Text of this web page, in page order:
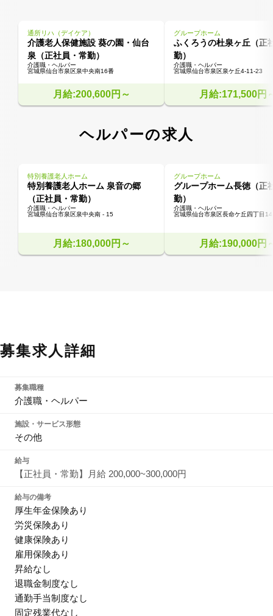
通所リハ（デイケア）
介護老人保健施設 葵の園・仙台
泉（正社員・常勤）
介護職・ヘルパー
宮城県仙台市泉区泉中央南16番
月給:200,600円～
グループホーム
ふくろうの杜泉ヶ丘（正
勤）
介護職・ヘルパー
宮城県仙台市泉区泉ケ丘4-11-23
月給:171,500円
ヘルパーの求人
特別養護老人ホーム
特別養護老人ホーム 泉音の郷
（正社員・常勤）
介護職・ヘルパー
宮城県仙台市泉区泉中央南 - 15
月給:180,000円～
グループホーム
グループホーム長徳（正
勤）
介護職・ヘルパー
宮城県仙台市泉区長命ケ丘四丁目
月給:190,000円
募集求人詳細
募集職種
介護職・ヘルパー
施設・サービス形態
その他
給与
【正社員・常勤】月給 200,000~300,000円
給与の備考
厚生年金保険あり
労災保険あり
健康保険あり
雇用保険あり
昇給なし
退職金制度なし
通勤手当制度なし
固定残業代なし